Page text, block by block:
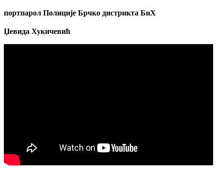
портпарол Полиције Брчко дистрикта БиХ
Џевида Хукичевић